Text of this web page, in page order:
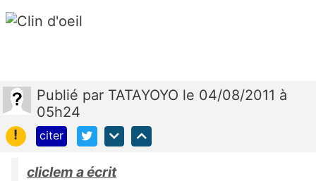
Publié par TATAYOYO le 04/08/2011 à
05h24
!
citer
cliclem a écrit